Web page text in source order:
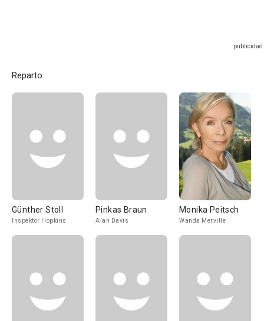
Reparto
Günther Stoll
Inspektor Hopkins
Pinkas Braun
Alan Davis
Monika Peitsch
Wanda Merville